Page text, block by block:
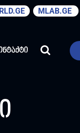
MLAB.GE